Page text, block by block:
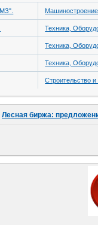
Техника,
Техника,
Техника,
Строительство
Лесная биржа: